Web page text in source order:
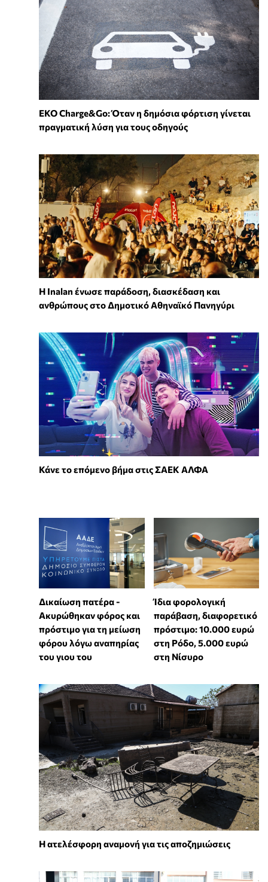
EKO Charge&Go: Όταν η δημόσια φόρτιση γίνεται
πραγματική λύση για τους οδηγούς
Η Inalan ένωσε παράδοση, διασκέδαση και
ανθρώπους στο Δημοτικό Αθηναϊκό Πανηγύρι
Κάνε το επόμενο βήμα στις ΣΑΕΚ ΑΛΦΑ
Δικαίωση πατέρα -
Ακυρώθηκαν φόρος και
πρόστιμο για τη μείωση
φόρου λόγω αναπηρίας
του γιου του
Ίδια φορολογική
παράβαση, διαφορετικό
πρόστιμο: 10.000 ευρώ
στη Ρόδο, 5.000 ευρώ
στη Νίσυρο
Η ατελέσφορη αναμονή για τις αποζημιώσεις